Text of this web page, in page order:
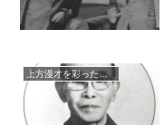
上方漫才を彩った人々（仮）